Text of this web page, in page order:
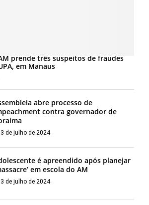
prende três suspeitos de fraudes
em Manaus
abre processo de
contra governador de
3 de julho de 2024
é apreendido após planejar
em escola do AM
3 de julho de 2024